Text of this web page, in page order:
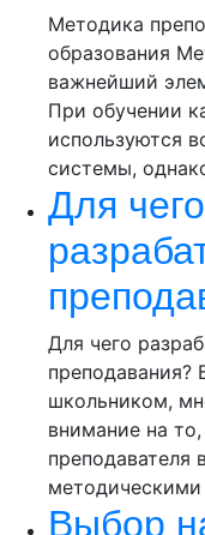
Методика
образования
важнейший
При обучении
используются
системы,
Для чего
Для чего
преподавания?
школьником,
внимание на
преподавателя
методическими
Выбор